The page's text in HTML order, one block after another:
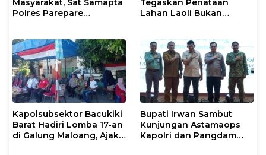
Masyarakat, Sat Samapta
Polres Parepare
Tegaskan Penataan
Lahan Laoli Bukan
Kapolsubsektor Bacukiki
Barat Hadiri Lomba 17-an
di Galung Maloang, Ajak
Bupati Irwan Sambut
Kunjungan Astamaops
Kapolri dan Pangdam